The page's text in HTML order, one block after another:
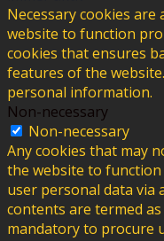
Necessary cookies
website to function
cookies that ensures
features of the
personal information.
Non-necessary
Non-necessary
Any cookies that may
the website to function
user personal data via
contents are termed
mandatory to procure